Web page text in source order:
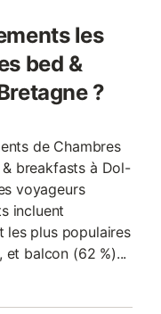
les
bed &
?
de Chambres
breakfasts à Dol-
voyageurs
incluent
les plus populaires
et balcon (62 %)...